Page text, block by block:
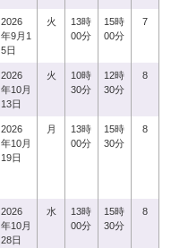
2026
年9月1
5日
火
13時
00分
15時
00分
7
2026
年10月
13日
火
10時
30分
12時
30分
8
2026
年10月
19日
月
13時
00分
15時
30分
8
2026
年10月
28日
水
13時
00分
15時
30分
8